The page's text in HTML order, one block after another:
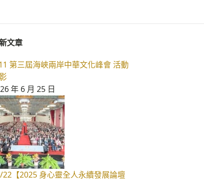
文章
第三屆海峽兩岸中華文化峰會 活動
年 6 月 25 日
22【2025 身心靈全人永續發展論壇